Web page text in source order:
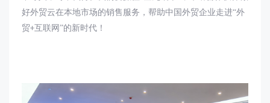
好外贸云在本地市场的销售服务，帮助中国外贸企业走进“外
贸+互联网”的新时代！